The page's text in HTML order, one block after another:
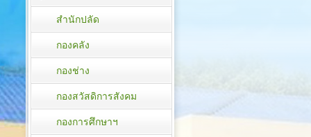
สำนักปลัด
กองคลัง
กองช่าง
กองสวัสดิการสังคม
กองการศึกษาฯ